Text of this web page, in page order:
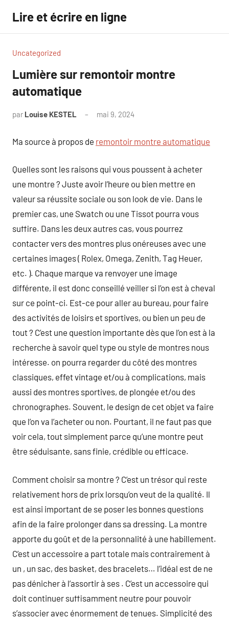
contenu
Lire et écrire en ligne
Uncategorized
Lumière sur remontoir montre
automatique
par Louise KESTEL mai 9, 2024
Ma source à propos de remontoir montre automatique
Quelles sont les raisons qui vous poussent à acheter
une montre ? Juste avoir l’heure ou bien mettre en
valeur sa réussite sociale ou son look de vie. Dans le
premier cas, une Swatch ou une Tissot pourra vous
suffire. Dans les deux autres cas, vous pourrez
contacter vers des montres plus onéreuses avec une
certaines images ( Rolex, Omega, Zenith, Tag Heuer,
etc. ). Chaque marque va renvoyer une image
différente, il est donc conseillé veiller si l’on est à cheval
sur ce point-ci. Est-ce pour aller au bureau, pour faire
des activités de loisirs et sportives, ou bien un peu de
tout ? C’est une question importante dès que l’on est à la
recherche à savoir quel type ou style de montres nous
intéresse. on pourra regarder du côté des montres
classiques, effet vintage et/ou à complications, mais
aussi des montres sportives, de plongée et/ou des
chronographes. Souvent, le design de cet objet va faire
que l’on va l’acheter ou non. Pourtant, il ne faut pas que
voir cela, tout simplement parce qu’une montre peut
être séduisante, sans finie, crédible ou efficace.
Comment choisir sa montre ? C’est un trésor qui reste
relativement hors de prix lorsqu’on veut de la qualité. Il
est ainsi important de se poser les bonnes questions
afin de la faire prolonger dans sa dressing. La montre
apporte du goût et de la personnalité à une habillement.
C’est un accessoire a part totale mais contrairement à
un , un sac, des basket, des bracelets… l’idéal est de ne
pas dénicher à l’assortir à ses . C’est un accessoire qui
doit continuer suffisamment neutre pour pouvoir
s’associer avec énormement de tenues. Simplicité des